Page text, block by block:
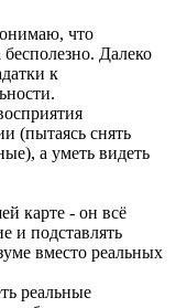
что
Далеко
к
(пытаясь снять
а уметь видеть
карте - он всё
и подставлять
вместо реальных
реальные